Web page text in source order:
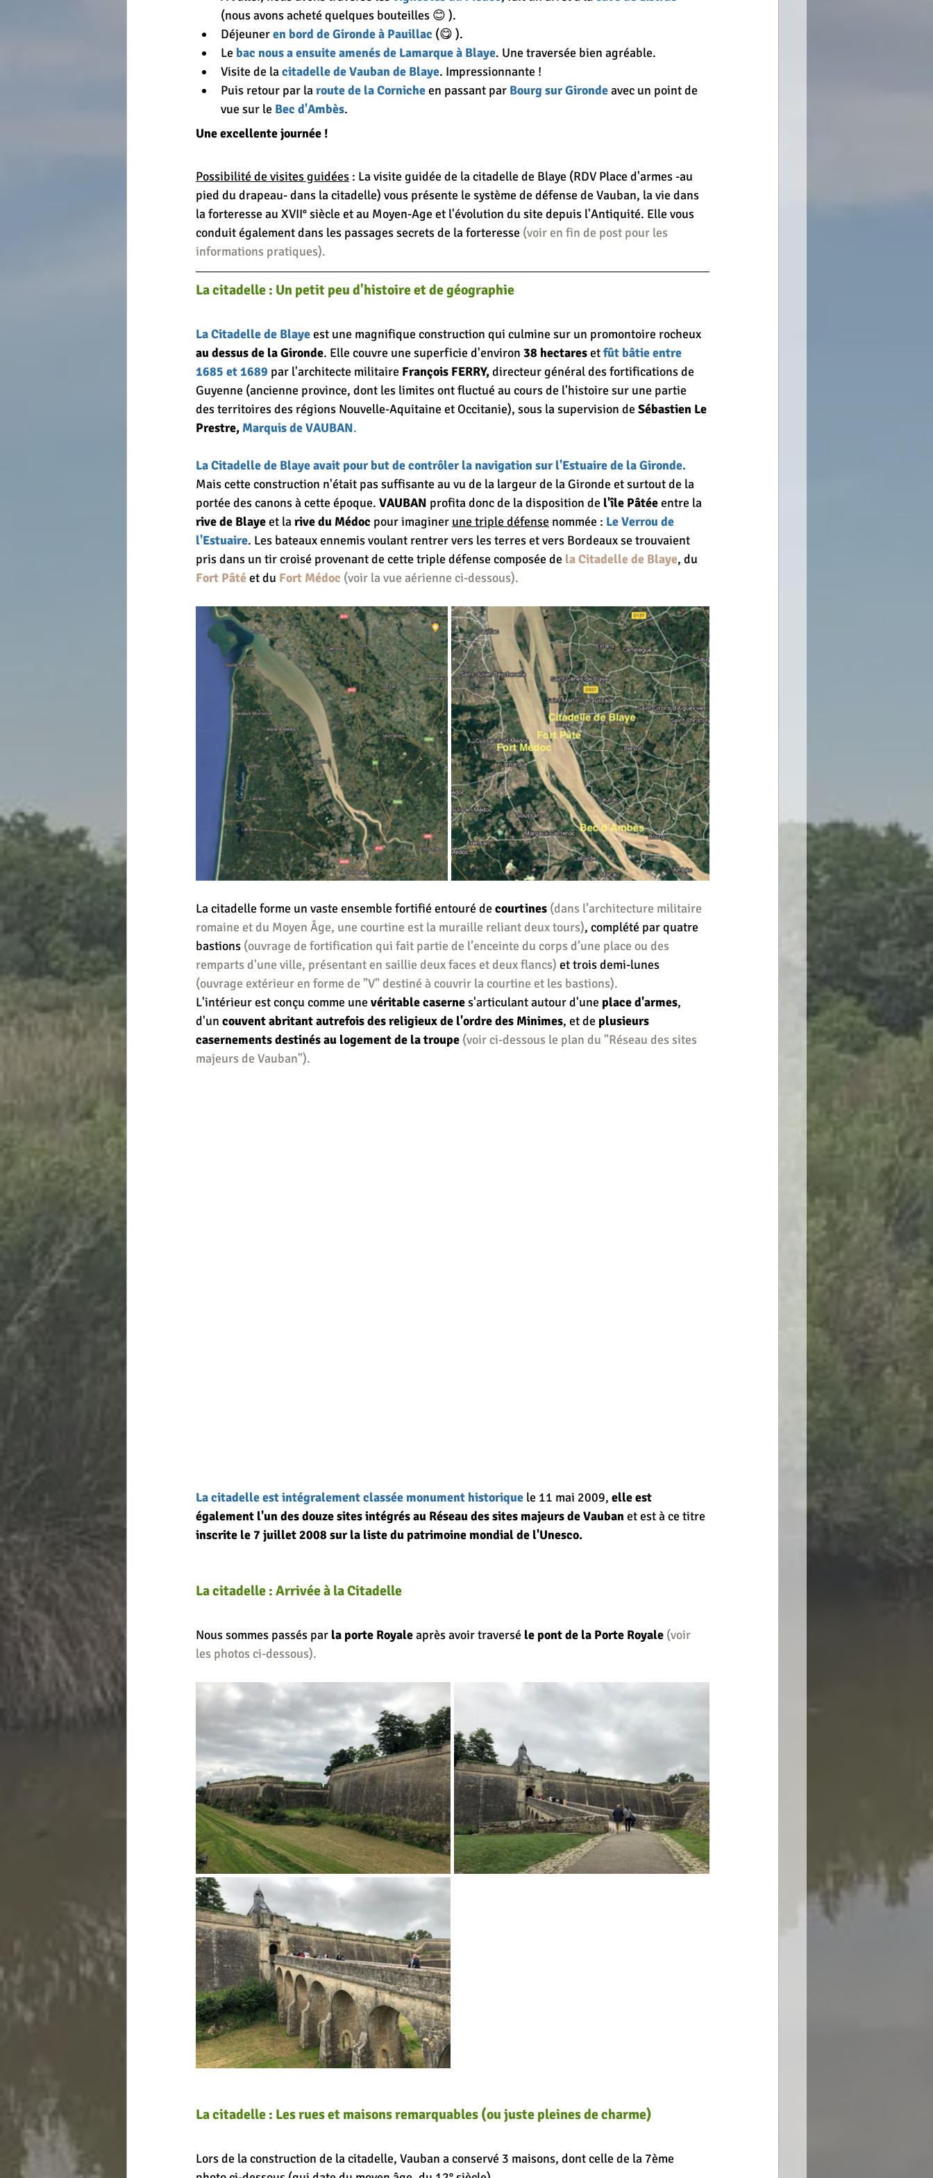
A publier Post archivé
(nous avons acheté quelques bouteilles 😊 ).
Déjeuner en bord de Gironde à Pauillac (😋 ).
Le bac nous a ensuite amenés de Lamarque à Blaye. Une traversée bien agréable.
Visite de la citadelle de Vauban de Blaye. Impressionnante !
Puis retour par la route de la Corniche en passant par Bourg sur Gironde avec un point de
vue sur le Bec d'Ambès.
Une excellente journée !
Possibilité de visites guidées : La visite guidée de la citadelle de Blaye (RDV Place d'armes -au
pied du drapeau- dans la citadelle) vous présente le système de défense de Vauban, la vie dans
la forteresse au XVII° siècle et au Moyen-Age et l'évolution du site depuis l'Antiquité. Elle vous
conduit également dans les passages secrets de la forteresse (voir en fin de post pour les
informations pratiques).
La citadelle : Un petit peu d'histoire et de géographie
La Citadelle de Blaye est une magnifique construction qui culmine sur un promontoire rocheux
au dessus de la Gironde. Elle couvre une superficie d'environ 38 hectares et fût bâtie entre
1685 et 1689 par l'architecte militaire François FERRY, directeur général des fortifications de
Guyenne (ancienne province, dont les limites ont fluctué au cours de l'histoire sur une partie
des territoires des régions Nouvelle-Aquitaine et Occitanie), sous la supervision de Sébastien Le
Prestre, Marquis de VAUBAN.
La Citadelle de Blaye avait pour but de contrôler la navigation sur l'Estuaire de la Gironde.
Mais cette construction n'était pas suffisante au vu de la largeur de la Gironde et surtout de la
portée des canons à cette époque. VAUBAN profita donc de la disposition de l'île Pâtée entre la
rive de Blaye et la rive du Médoc pour imaginer une triple défense nommée : Le Verrou de
l'Estuaire. Les bateaux ennemis voulant rentrer vers les terres et vers Bordeaux se trouvaient
pris dans un tir croisé provenant de cette triple défense composée de la Citadelle de Blaye, du
Fort Pâtéet du Fort Médoc (voir la vue aérienne ci-dessous).
La citadelle forme un vaste ensemble fortifié entouré de courtines (dans l’architecture militaire
romaine et du Moyen Âge, une courtine est la muraille reliant deux tours), complété par quatre
bastions (ouvrage de fortification qui fait partie de l’enceinte du corps d’une place ou des
remparts d'une ville, présentant en saillie deux faces et deux flancs) et trois demi-lunes
(ouvrage extérieur en forme de "V" destiné à couvrir la courtine et les bastions).
L'intérieur est conçu comme une véritable caserne s'articulant autour d'une place d'armes,
d'un couvent abritant autrefois des religieux de l'ordre des Minimes, et de plusieurs
casernements destinés au logement de la troupe (voir ci-dessous le plan du "Réseau des sites
majeurs de Vauban").
La citadelle est intégralement classée monument historique le 11 mai 2009, elle est
également l'un des douze sites intégrés au Réseau des sites majeurs de Vauban et est à ce titre
inscrite le 7 juillet 2008 sur la liste du patrimoine mondial de l'Unesco.
La citadelle : Arrivée à la Citadelle
Nous sommes passés par la porte Royale après avoir traversé le pont de la Porte Royale (voir
les photos ci-dessous).
La citadelle : Les rues et maisons remarquables (ou juste pleines de charme)
Lors de la construction de la citadelle, Vauban a conservé 3 maisons, dont celle de la 7ème